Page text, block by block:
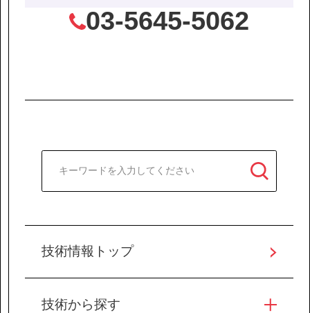
03-5645-5062
技術情報トップ
技術から探す